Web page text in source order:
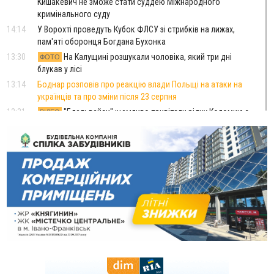
Кишакевич не зможе стати суддею Міжнародного
кримінального суду
14:14
У Ворохті проведуть Кубок ФЛСУ зі стрибків на лижах,
пам'яті оборонця Богдана Бухонка
13:30
ФОТО
На Калущині розшукали чоловіка, який три дні
блукав у лісі
13:14
Боднар розповів про реакцію влади Польщі на атаки на
українців та про зміни після 23 серпня
12:31
ВІДЕО "Едельвейси" щемливо привітали рідну Коломию з
11:55
Вчора у Франківську, Коломиї, Долині та Яремче
зафіксували рекордну спеку
11:45
У Надвірній п'яна жінка побила малолітнього хлопчика: суд
призначив штраф і 30 тисяч компенсації
11:17
У басейні Дністра встановилася гідрологічна посуха - рівні
води наблизилися до найнижчих показників
11:09
У Бурштині поблизу АЗС сталася масова бійка, поліція
з'ясовує обставини
тисяч позивається до Франківська на понад 20 млн грн